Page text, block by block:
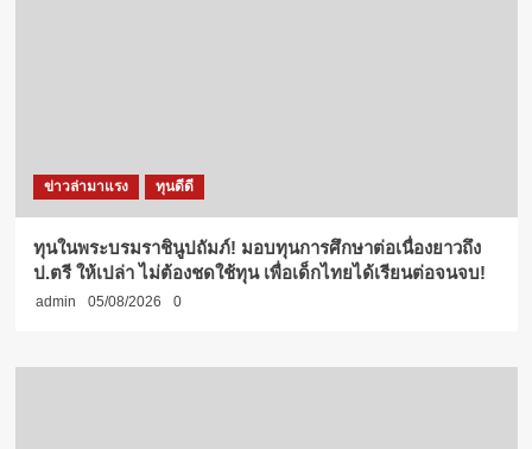
ข่าวล่ามาแรง ทุนดีดี
ทุนในพระบรมราชินูปถัมภ์! มอบทุนการศึกษาต่อเนื่องยาวถึง
ป.ตรี ให้เปล่า ไม่ต้องชดใช้ทุน เพื่อเด็กไทยได้เรียนต่อจนจบ!
admin 05/08/2026 0